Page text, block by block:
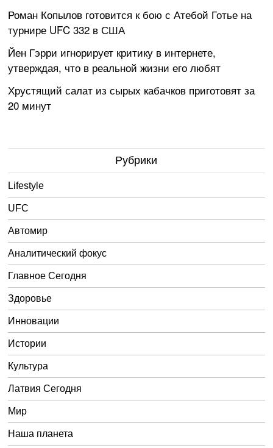
Роман Копылов готовится к бою с Атебой Готье на
турнире UFC 332 в США
Йен Гэрри игнорирует критику в интернете,
утверждая, что в реальной жизни его любят
Хрустящий салат из сырых кабачков приготовят за
20 минут
Рубрики
Lifestyle
UFC
Автомир
Аналитический фокус
Главное Сегодня
Здоровье
Инновации
Истории
Культура
Латвия Сегодня
Мир
Наша планета